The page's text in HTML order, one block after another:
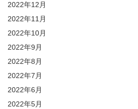
2022年12月
2022年11月
2022年10月
2022年9月
2022年8月
2022年7月
2022年6月
2022年5月